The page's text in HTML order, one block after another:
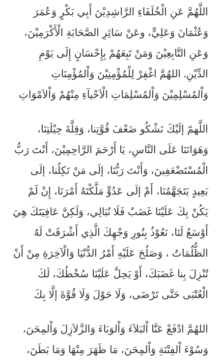
اللَّهُمَّ عَنِ الْخُلَفَاءِ الرَّاشِدِيْنَ أَبِي بَكْرٍ وَعُمَرَ
وَعُثْمَانَ وَعَلِيٍّ، وعَنْ سَائِرِ الصَّحَابَةِ الْأَكْرَمِيْنَ،
وَعَنِ التَّابِعِيْنَ وَمَنْ تَبِعَهُمْ بِإِحْسَانٍ إِلَى يَوْمِ
الدِّيْنِ. اللهُمَّ اغْفِرْ لِلْمُؤْمِنِيْنَ وَاْلمُؤْمِنَاتِ
وَاْلمُسْلِمِيْنَ وَاْلمُسْلِمَاتِ الْاَحْيآءِ مِنْهُمْ وَاْلاَمْوَاتِ
اللَّهمّ إلَيْكَ نَشْكُو ضَعْفَ قُوَّتِنا، وَقِلَّةَ حِيْلَتِنَا،
وَهَوَانَنَا عَلَى النَّاسِ، يَا أَرْحَمَ الرَّاحِمِيْنَ، أَنْتَ رَبُّ
الْمُسْتَضْعَفِينَ، وَأَنْتَ رَبُّنَا، إلَى مَنْ تَكِلُنا، إلَى
بَعِيدٍ يَتَجَهَّمُنَا، أَمْ إلَى عَدُوٍّ مَلَّكْتَهُ أَمْرَنَا، إِنْ لَمْ
يَكُنْ بِكَ عَلَيْنَا غَضَبٌ فَلَا نُبَالِي، وَلَكِنَّ عَافِيَتَكَ هِيَ
أَوْسَعُ لَنَا، نَعُوْذُ بِنُورِ وَجْهِكَ الَّذِي أَشْرَقَتْ لَهُ
الظُّلُمَاتُ ، وَصَلُحَ عَلَيْهِ أَمْرُ الدُّنْيَا وَالْآخِرَةِ مِنْ أَنْ
تُنْزِلَ بِنا غَضَبَكَ، أَوْ يَحِلَّ عَلَيْنَا سُخْطُكَ، لَكَ
الْعُتْبَى حَتَّى تَرْضَى، وَلَا حَوْلَ وَلَا قُوَّةَ إلَّا بِكَ
اللهُمَّ ادْفَعْ عَنَّا اْلبَلاَءَ وَاْلوَبَاءَ وَالزَّلاَزِلَ وَاْلمِحَنَ،
وَسُوْءَ اْلفِتْنَةِ وَاْلمِحَنَ، مَا ظَهَرَ مِنْهَا وَمَا بَطَنَ،